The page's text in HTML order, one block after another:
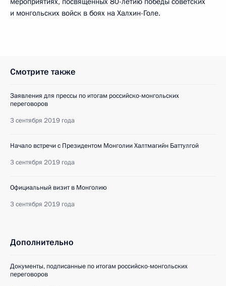
и монгольских войск в боях на Халхин-Голе.
Смотрите также
Заявления для прессы по итогам российско-монгольских
переговоров
3 сентября 2019 года
Начало встречи с Президентом Монголии Халтмагийн Баттулгой
3 сентября 2019 года
Официальный визит в Монголию
3 сентября 2019 года
Дополнительно
Документы, подписанные по итогам российско-монгольских
переговоров